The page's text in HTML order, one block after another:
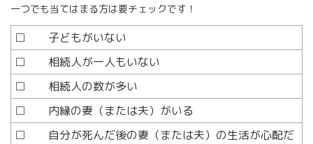
一つでも当てはまる方は要チェックです！
□ 子どもがいない
□ 相続人が一人もいない
□ 相続人の数が多い
□ 内縁の妻（または夫）がいる
□ 自分が死んだ後の妻（または夫）の生活が心配だ